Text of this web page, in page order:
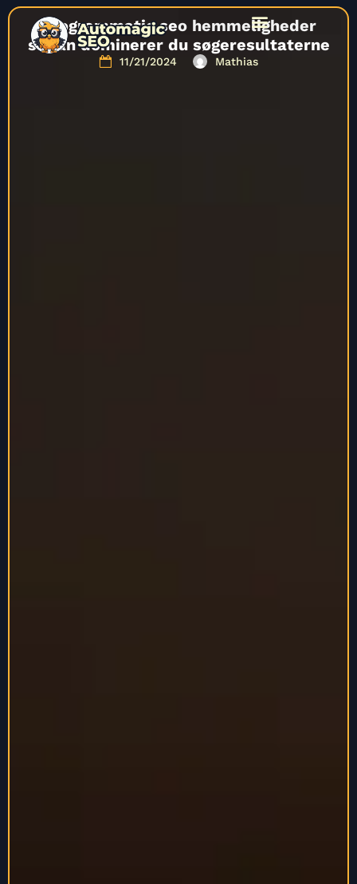
Programmatic seo hemmeligheder
sådan dominerer du søgeresultaterne
11/21/2024 Mathias